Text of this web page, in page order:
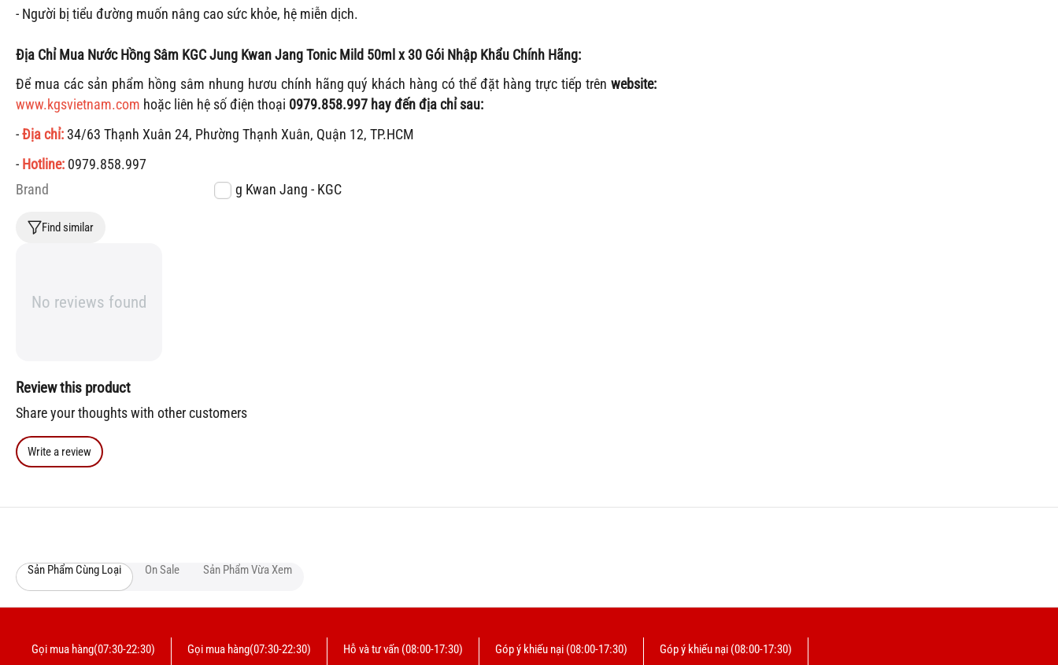
- Người bị tiểu đường muốn nâng cao sức khỏe, hệ miễn dịch.
Địa Chỉ Mua Nước Hồng Sâm KGC Jung Kwan Jang Tonic Mild 50ml x 30 Gói Nhập Khẩu Chính Hãng:
Để mua các sản phẩm hồng sâm nhung hươu chính hãng quý khách hàng có thể đặt hàng trực tiếp trên website:
www.kgsvietnam.com hoặc liên hệ số điện thoại 0979.858.997 hay đến địa chỉ sau:
-Địa chỉ: 34/63 Thạnh Xuân 24, Phường Thạnh Xuân, Quận 12, TP.HCM
- Hotline: 0979.858.997
Brand
Jung Kwan Jang - KGC
Find similar
No reviews found
Review this product
Share your thoughts with other customers
Write a review
Sản Phẩm Cùng Loại On Sale Sản Phẩm Vừa Xem
Gọi mua hàng(07:30-22:30) Gọi mua hàng(07:30-22:30) Hỗ và tư vấn (08:00-17:30) Góp ý khiếu nại (08:00-17:30) Góp ý khiếu nại (08:00-17:30)